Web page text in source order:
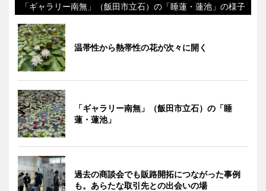
「ギャラリー南無」（飯田市立石）の「睡蓮・蓮池」の様子
温帯性から熱帯性の花が次々に開く
「ギャラリー南無」（飯田市立石）の「睡
蓮・蓮池」
過去の商談会でも販路開拓につながった事例
も。あらたな取引先との出会いの場